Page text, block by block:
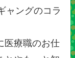
ャングのコラ
医療職のお仕